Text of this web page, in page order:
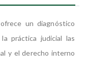
un diagnóstico
práctica judicial las
y el derecho interno